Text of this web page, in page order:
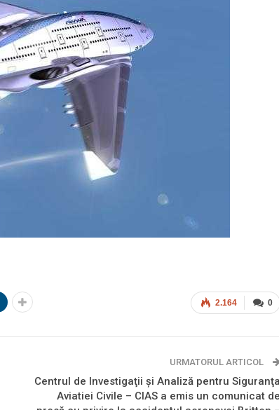
0
2.164
URMATORUL ARTICOL
Centrul de Investigaţii şi Analiză pentru Siguranţa
Aviatiei Civile – CIAS a emis un comunicat de